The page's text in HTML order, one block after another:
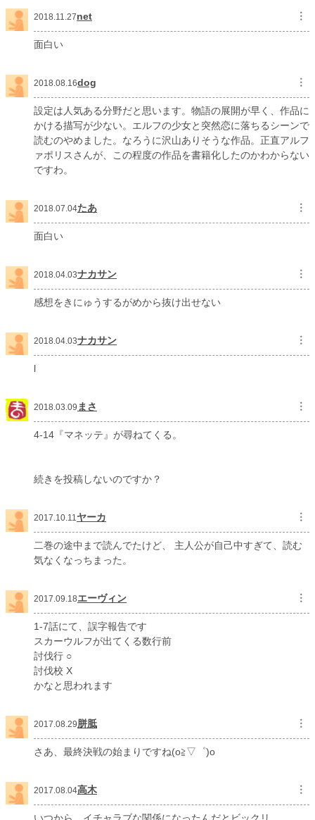
2018.11.27net ︙
面白い
2018.08.16dog ︙
設定は人気ある分野だと思います。物語の展開が早く、作品に
かける描写が少ない。エルフの少女と突然恋に落ちるシーンで
読むのやめました。なろうに沢山ありそうな作品。正直アルフ
ァポリスさんが、この程度の作品を書籍化したのかわからない
ですわ。
2018.07.04たあ ︙
面白い
2018.04.03ナカサン ︙
感想をきにゅうするがめから抜け出せない
2018.04.03ナカサン ︙
l
2018.03.09 まさ ︙
4-14『マネッテ』が尋ねてくる。
続きを投稿しないのですか？
2017.10.11ヤーカ ︙
二巻の途中まで読んでたけど、 主人公が自己中すぎて、読む
気なくなっちまった。
2017.09.18エーヴィン ︙
1-7話にて、誤字報告です
スカーウルフが出てくる数行前
討伐行 ○
討伐校 X
かなと思われます
2017.08.29胼胝 ︙
さあ、最終決戦の始まりですね(o≧▽゜)o
2017.08.04高木 ︙